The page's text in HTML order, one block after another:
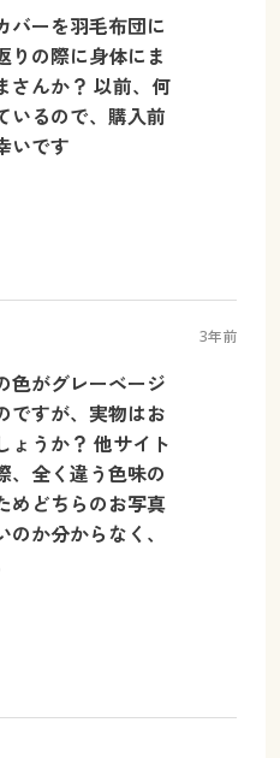
バーを羽毛布団に
りの際に身体にま
さんか？ 以前、何
いるので、購入前
いです
3年前
色がグレーベージ
ですが、実物はお
ょうか？ 他サイト
、全く違う色味の
めどちらのお写真
か分からなく、